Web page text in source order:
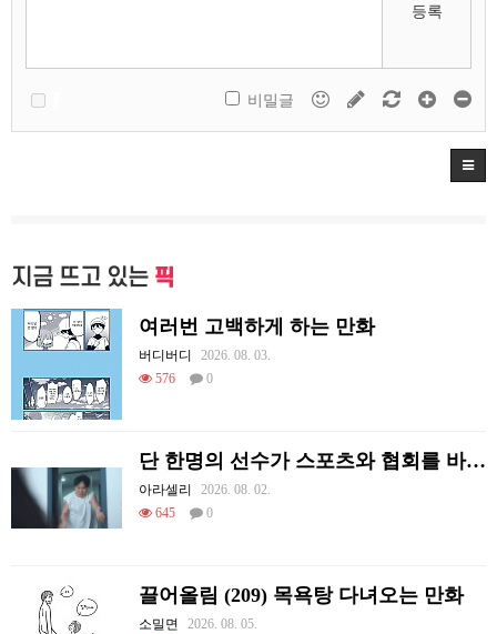
등록
비밀글
지금 뜨고 있는 픽
여러번 고백하게 하는 만화
버디버디
2026. 08. 03.
576
0
단 한명의 선수가 스포츠와 협회를 바꿔 버린 사례.jpg
아라셀리
2026. 08. 02.
645
0
끌어올림 (209) 목욕탕 다녀오는 만화
소밀면
2026. 08. 05.